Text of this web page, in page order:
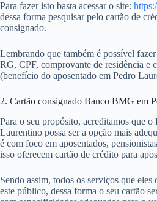
Para fazer isto basta acessar o site:
dessa forma pesquisar pelo cartão de
consignado.
Lembrando que também é possível
RG, CPF, comprovante de residência e
(benefício do aposentado em Pedro
2. Cartão consignado Banco BMG em
Para o seu propósito, acreditamos que
Laurentino possa ser a opção mais
é com foco em aposentados,
isso oferecem cartão de crédito para
Sendo assim, todos os serviços que eles
este público, dessa forma o seu cartão